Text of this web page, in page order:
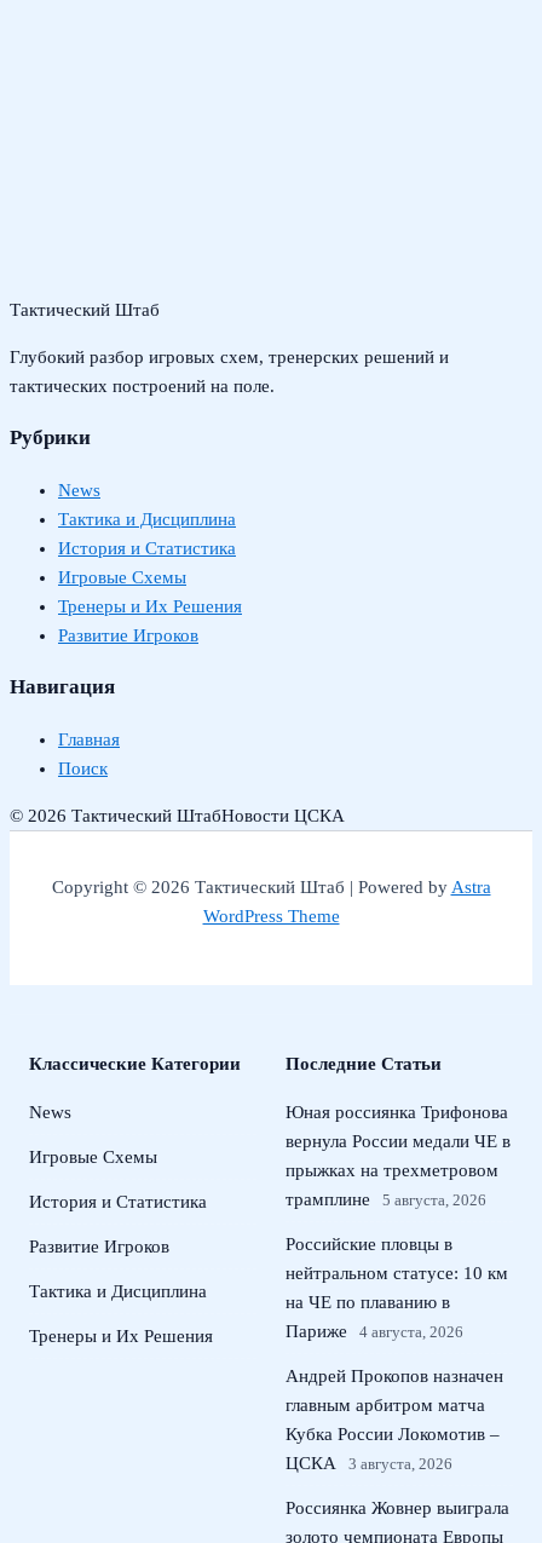
Тактический Штаб
Глубокий разбор игровых схем, тренерских решений и
тактических построений на поле.
Рубрики
News
Тактика и Дисциплина
История и Статистика
Игровые Схемы
Тренеры и Их Решения
Развитие Игроков
Навигация
Главная
Поиск
© 2026 Тактический ШтабНовости ЦСКА
Copyright © 2026 Тактический Штаб | Powered byAstra
WordPress Theme
Классические Категории
News
Игровые Схемы
История и Статистика
Развитие Игроков
Тактика и Дисциплина
Тренеры и Их Решения
Последние Статьи
Юная россиянка Трифонова
вернула России медали ЧЕ в
прыжках на трехметровом
трамплине
5 августа, 2026
Российские пловцы в
нейтральном статусе: 10 км
на ЧЕ по плаванию в
Париже
4 августа, 2026
Андрей Прокопов назначен
главным арбитром матча
Кубка России Локомотив –
ЦСКА
3 августа, 2026
Россиянка Жовнер выиграла
золото чемпионата Европы